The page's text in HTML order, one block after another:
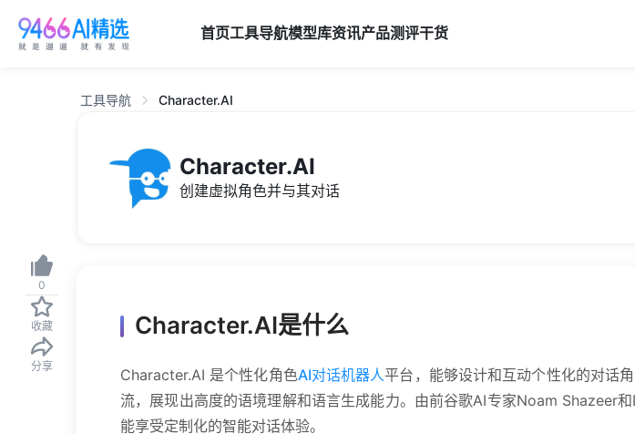
首页工具导航模型库资讯产品测评干货
0
收藏
分享
工具导航 Character.AI
Character.AI
创建虚拟角色并与其对话
Character.AI是什么
Character.AI 是个性化角色AI对话机器人平台，能够设计和互动个性化的对话
流，展现出高度的语境理解和语言生成能力。由前谷歌AI专家Noam Shazeer
能享受定制化的智能对话体验。